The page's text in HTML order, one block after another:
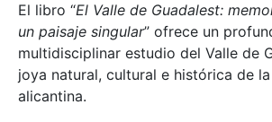
El libro “El Valle de Guadalest:
un paisaje singular” ofrece un
multidisciplinar estudio del Valle de
joya natural, cultural e histórica de
alicantina.